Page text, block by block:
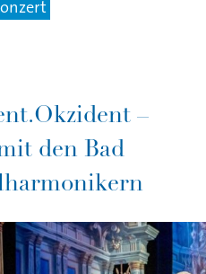
–
den Bad